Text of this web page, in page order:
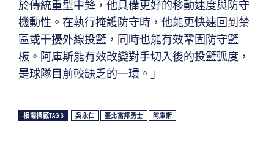
於傳統重型中鋒，他具備更好的移動速度與防守
機動性。在執行掩護防守時，他能更快速回到禁
區或干擾外線投籃，同時也能有效鞏固防守籃
板。阿庫斯能有效改變對手切入後的投籃弧度，
是球隊目前較缺乏的一環。」
相關標籤TAGS 吳永仁 臺北富邦勇士 阿庫斯